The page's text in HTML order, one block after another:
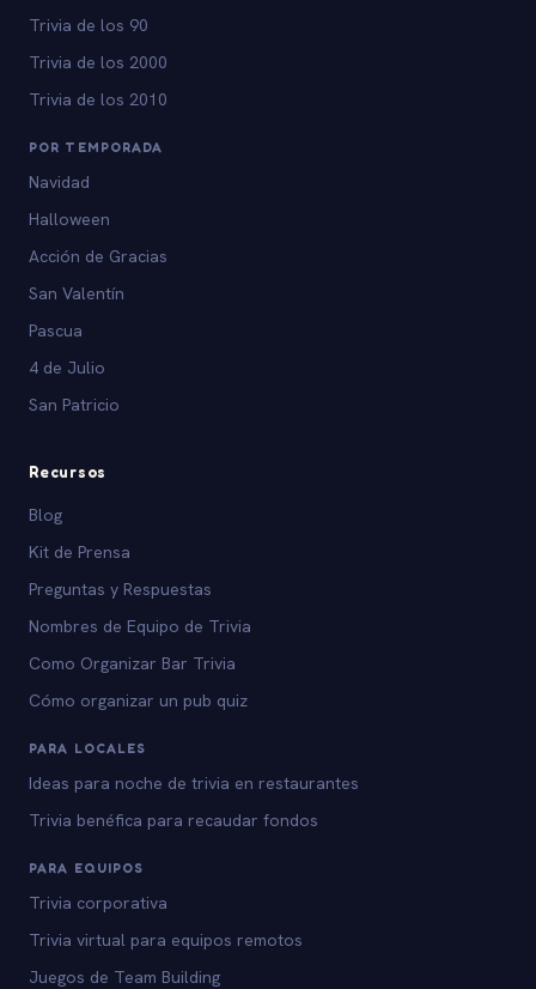
Trivia de los 90
Trivia de los 2000
Trivia de los 2010
POR TEMPORADA
Navidad
Halloween
Acción de Gracias
San Valentín
Pascua
4 de Julio
San Patricio
Recursos
Blog
Kit de Prensa
Preguntas y Respuestas
Nombres de Equipo de Trivia
Como Organizar Bar Trivia
Cómo organizar un pub quiz
PARA LOCALES
Ideas para noche de trivia en restaurantes
Trivia benéfica para recaudar fondos
PARA EQUIPOS
Trivia corporativa
Trivia virtual para equipos remotos
Juegos de Team Building